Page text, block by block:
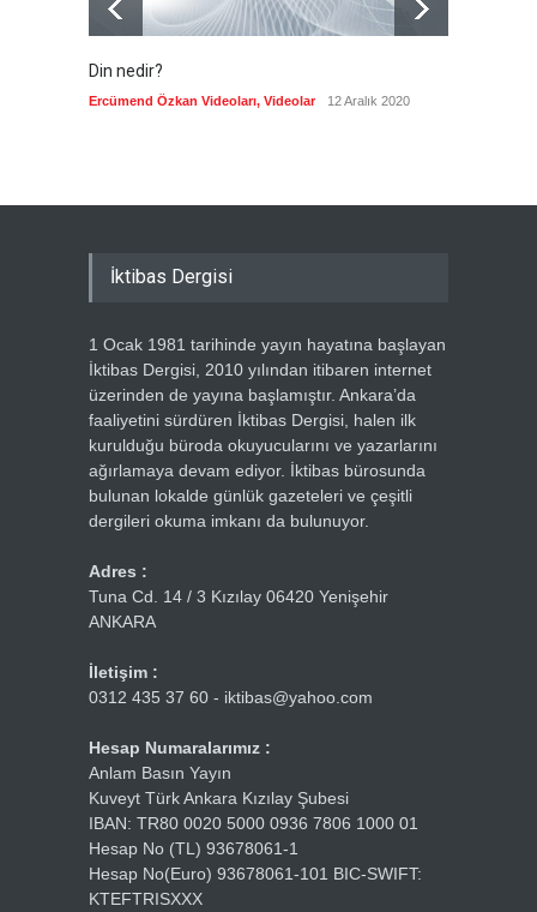
Din nedir?
Ercümend Özkan Videoları, Videolar 12 Aralık 2020
İktibas Dergisi
1 Ocak 1981 tarihinde yayın hayatına başlayan
İktibas Dergisi, 2010 yılından itibaren internet
üzerinden de yayına başlamıştır. Ankara’da
faaliyetini sürdüren İktibas Dergisi, halen ilk
kurulduğu büroda okuyucularını ve yazarlarını
ağırlamaya devam ediyor. İktibas bürosunda
bulunan lokalde günlük gazeteleri ve çeşitli
dergileri okuma imkanı da bulunuyor.
Adres :
Tuna Cd. 14 / 3 Kızılay 06420 Yenişehir
ANKARA
İletişim :
0312 435 37 60 - iktibas@yahoo.com
Hesap Numaralarımız :
Anlam Basın Yayın
Kuveyt Türk Ankara Kızılay Şubesi
IBAN: TR80 0020 5000 0936 7806 1000 01
Hesap No (TL) 93678061-1
Hesap No(Euro) 93678061-101 BIC-SWIFT:
KTEFTRISXXX